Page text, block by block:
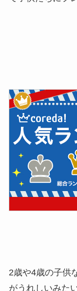
2歳や4歳の子供
がうれしいみた